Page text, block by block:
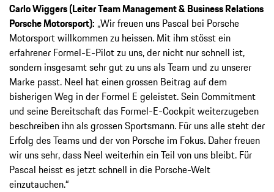
Carlo Wiggers (Leiter Team Management & Business Relations
Porsche Motorsport): „Wir freuen uns Pascal bei Porsche
Motorsport willkommen zu heissen. Mit ihm stösst ein
erfahrener Formel-E-Pilot zu uns, der nicht nur schnell ist,
sondern insgesamt sehr gut zu uns als Team und zu unserer
Marke passt. Neel hat einen grossen Beitrag auf dem
bisherigen Weg in der Formel E geleistet. Sein Commitment
und seine Bereitschaft das Formel-E-Cockpit weiterzugeben
beschreiben ihn als grossen Sportsmann. Für uns alle steht der
Erfolg des Teams und der von Porsche im Fokus. Daher freuen
wir uns sehr, dass Neel weiterhin ein Teil von uns bleibt. Für
Pascal heisst es jetzt schnell in die Porsche-Welt
einzutauchen.“